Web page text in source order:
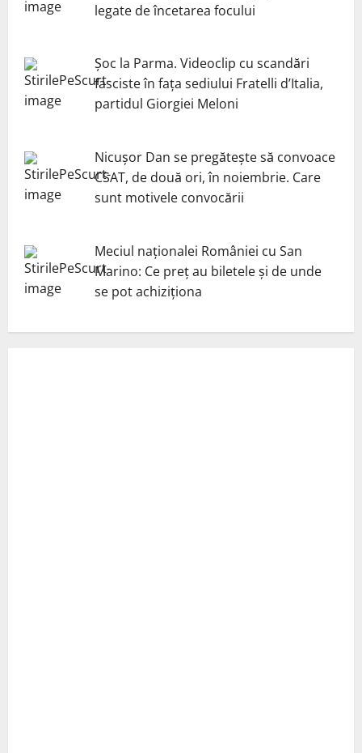
legate de încetarea focului
Șoc la Parma. Videoclip cu scandări
fasciste în fața sediului Fratelli d’Italia,
partidul Giorgiei Meloni
Nicuşor Dan se pregăteşte să convoace
CSAT, de două ori, în noiembrie. Care
sunt motivele convocării
Meciul naționalei României cu San
Marino: Ce preț au biletele și de unde
se pot achiziționa